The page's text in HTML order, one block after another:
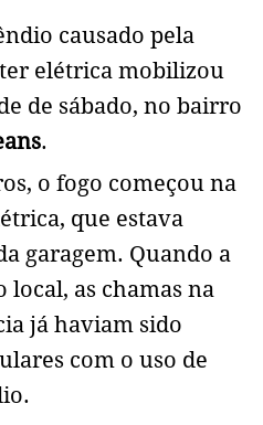
causado pela
elétrica mobilizou
de sábado, no bairro
.
o fogo começou na
que estava
garagem. Quando a
local, as chamas na
já haviam sido
com o uso de